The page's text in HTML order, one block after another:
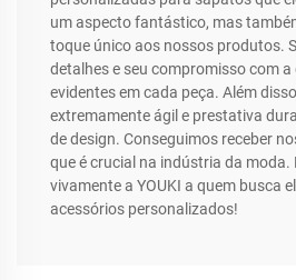
um aspecto fantástico, mas
toque único aos nossos produtos.
detalhes e seu compromisso com
evidentes em cada peça. Além
extremamente ágil e prestativa
de design. Conseguimos receber
que é crucial na indústria da moda.
vivamente a YOUKI a quem busca
acessórios personalizados!